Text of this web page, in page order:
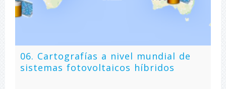
06. Cartografías a nivel mundial de
sistemas fotovoltaicos híbridos